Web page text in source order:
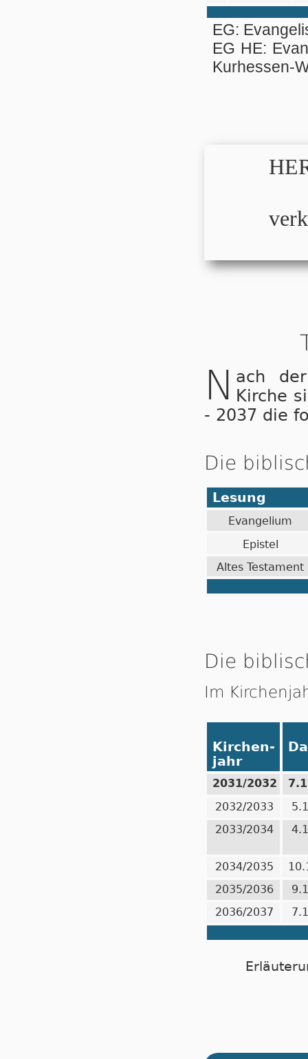
EG:
EG HE:
Kurhessen-
N ach
Kirche
- 2037 die
Die
Lesung
Evangelium
Epistel
Altes Testament
Die
Im
Kirchen-
jahr
2031/2032
2032/2033
2033/2034
2034/2035
2035/2036
2036/2037